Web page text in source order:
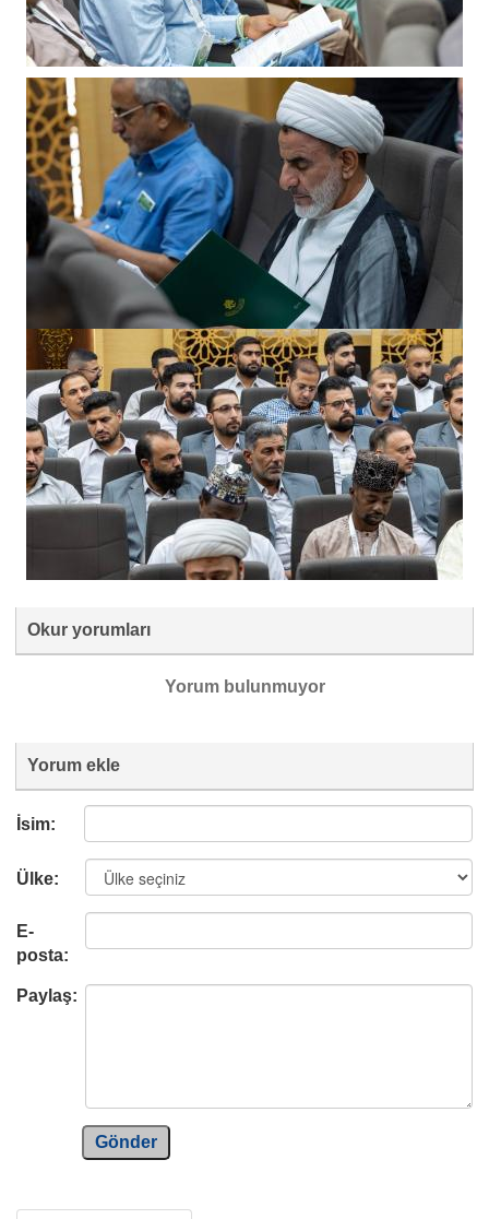
Okur yorumları
Yorum bulunmuyor
Yorum ekle
İsim:
Ülke:
E-
posta:
Paylaş:
Gönder